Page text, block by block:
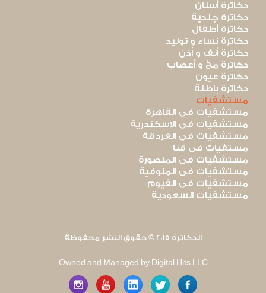
دكاترة أسنان
دكاترة جلدية
دكاترة أطفال
دكاترة نساء و توليد
دكاترة أنف و أذن
دكاترة مخ و أعصاب
دكاترة عيون
دكاترة باطنة
مستشفيات
مستشفيات فى القاهرة
مستشفيات فى الاسكندرية
مستشفيات فى الغردقة
مستفيات فى قنا
مستشفيات فى المنصورة
مستشفيات فى المنوفية
مستشفيات فى الفيوم
مستشفيات السعودية
الدكاترة 2015 © حقوق النشر محفوظة
Owned and Managed by Digital Hits LLC